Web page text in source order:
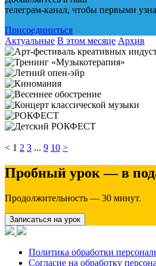
телеграм-канал, чтобы первыми
Присоединиться
Актуальные В этом месяце Архив
< 1 2 3 ... 9 10 >
Пробный урок — в
Продолжительность — 30 минут.
Записаться на урок
Политика обработки
Согласие на обработку